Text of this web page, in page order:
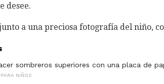
desee.
a una preciosa fotografía del niño,
sombreros superiores con una placa de
NIÑOS